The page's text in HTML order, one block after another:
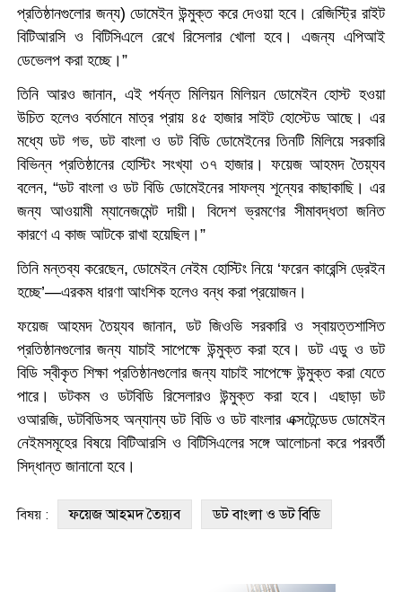
প্রতিষ্ঠানগুলোর জন্য) ডোমেইন উন্মুক্ত করে দেওয়া হবে। রেজিস্ট্রি রাইট
বিটিআরসি ও বিটিসিএলে রেখে রিসেলার খোলা হবে। এজন্য এপিআই
ডেভেলপ করা হচ্ছে। ”
তিনি আরও জানান, এই পর্যন্ত মিলিয়ন মিলিয়ন ডোমেইন হোস্ট হওয়া
উচিত হলেও বর্তমানে মাত্র প্রায় ৪৫ হাজার সাইট হোস্টেড আছে। এর
মধ্যে ডট গভ, ডট বাংলা ও ডট বিডি ডোমেইনের তিনটি মিলিয়ে সরকারি
বিভিন্ন প্রতিষ্ঠানের হোস্টিং সংখ্যা ৩৭ হাজার। ফয়েজ আহমদ তৈয়্যব
বলেন, “ডট বাংলা ও ডট বিডি ডোমেইনের সাফল্য শূন্যের কাছাকাছি। এর
জন্য আওয়ামী ম্যানেজমেন্ট দায়ী। বিদেশ ভ্রমণের সীমাবদ্ধতা জনিত
কারণে এ কাজ আটকে রাখা হয়েছিল। ”
তিনি মন্তব্য করেছেন, ডোমেইন নেইম হোস্টিং নিয়ে ‘ফরেন কারেন্সি ড্রেইন
হচ্ছে’—এরকম ধারণা আংশিক হলেও বন্ধ করা প্রয়োজন।
ফয়েজ আহমদ তৈয়্যব জানান, ডট জিওভি সরকারি ও স্বায়ত্তশাসিত
প্রতিষ্ঠানগুলোর জন্য যাচাই সাপেক্ষে উন্মুক্ত করা হবে। ডট এডু ও ডট
বিডি স্বীকৃত শিক্ষা প্রতিষ্ঠানগুলোর জন্য যাচাই সাপেক্ষে উন্মুক্ত করা যেতে
পারে। ডটকম ও ডটবিডি রিসেলারও উন্মুক্ত করা হবে। এছাড়া ডট
ওআরজি, ডটবিডিসহ অন্যান্য ডট বিডি ও ডট বাংলার এক্সটেন্ডেড ডোমেইন
নেইমসমূহের বিষয়ে বিটিআরসি ও বিটিসিএলের সঙ্গে আলোচনা করে পরবর্তী
সিদ্ধান্ত জানানো হবে।
বিষয় : ফয়েজ আহমদ তৈয়্যব ডট বাংলা ও ডট বিডি